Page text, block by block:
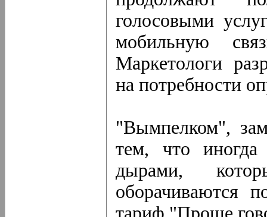
голосовыми
мобильную
Маркетологи
на потребности
"Вымпелком",
тем, что
дырами,
оборачиваются
тариф "Проще